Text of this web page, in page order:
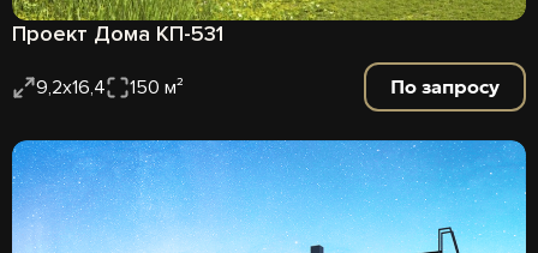
Проект Дома КП-531
9,2х16,4 150 м² По запросу